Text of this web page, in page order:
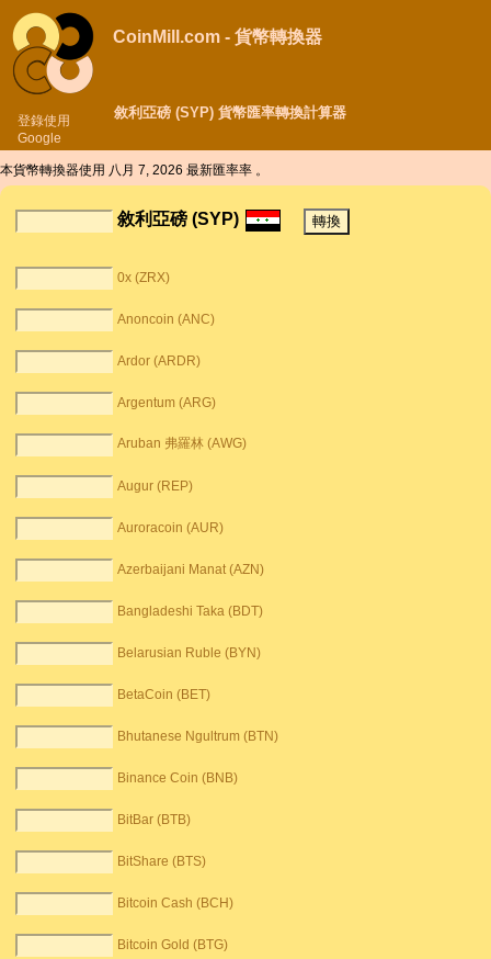
登錄使用
Google
CoinMill.com - 貨幣轉換器
敘利亞磅 (SYP) 貨幣匯率轉換計算器
本貨幣轉換器使用 八月 7, 2026 最新匯率率 。
敘利亞磅 (SYP)
0x (ZRX)
Anoncoin (ANC)
Ardor (ARDR)
Argentum (ARG)
Aruban 弗羅林 (AWG)
Augur (REP)
Auroracoin (AUR)
Azerbaijani Manat (AZN)
Bangladeshi Taka (BDT)
Belarusian Ruble (BYN)
BetaCoin (BET)
Bhutanese Ngultrum (BTN)
Binance Coin (BNB)
BitBar (BTB)
BitShare (BTS)
Bitcoin Cash (BCH)
Bitcoin Gold (BTG)